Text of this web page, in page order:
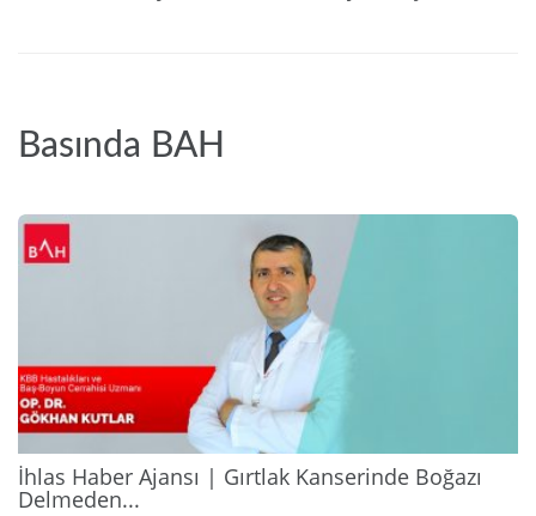
Basında BAH
İhlas Haber Ajansı | Gırtlak Kanserinde Boğazı
Delmeden...